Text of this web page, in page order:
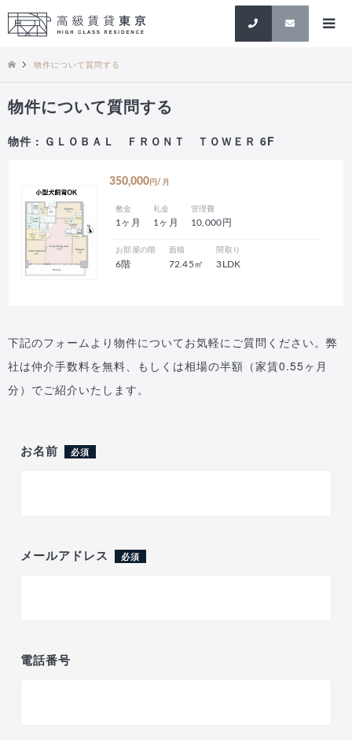
検索
物件について質問する
物件について質問する
物件 : ＧＬＯＢＡＬ ＦＲＯＮＴ ＴＯＷＥＲ 6F
350,000 円/月
敷金
1ヶ月
礼金
1ヶ月
管理費
10,000円
お部屋の階
6階
面積
72.45㎡
間取り
3LDK
下記のフォームより物件についてお気軽にご質問ください。弊
社は仲介手数料を無料、もしくは相場の半額（家賃0.55ヶ月
分）でご紹介いたします。
お名前 必須
メールアドレス 必須
電話番号